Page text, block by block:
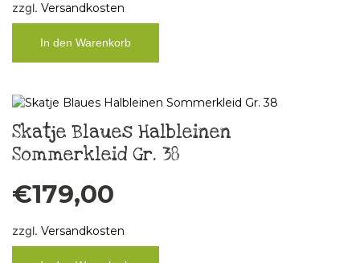
zzgl. Versandkosten
In den Warenkorb
Skatje Blaues Halbleinen
Sommerkleid Gr. 38
€179,00
zzgl. Versandkosten